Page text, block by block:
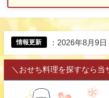
情報更新 ： 2026年8月9日
＼おせち料理を探すなら当